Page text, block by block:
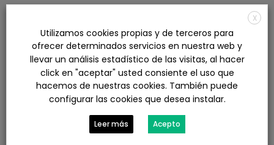
agosto 2026
julio 2026
junio 2026
mayo 2026
abril 2026
marzo 2026
febrero 2026
diciembre 2025
X
Utilizamos cookies propias y de terceros para
ofrecer determinados servicios en nuestra web y
llevar un análisis estadístico de las visitas, al hacer
click en "aceptar" usted consiente el uso que
hacemos de nuestras cookies. También puede
configurar las cookies que desea instalar.
Leer más Acepto